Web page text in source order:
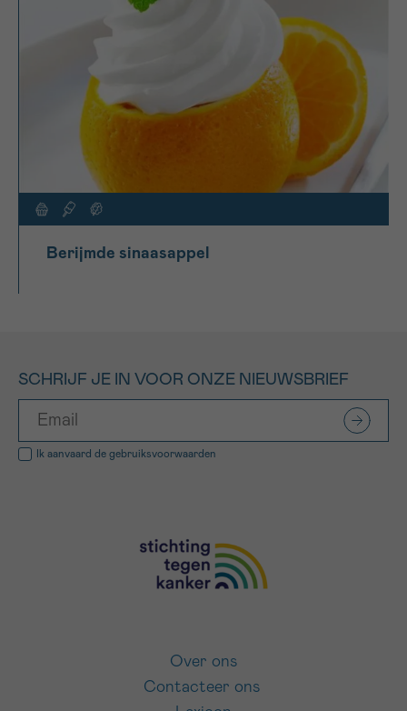
Berijmde sinaasappel
SCHRIJF JE IN VOOR ONZE NIEUWSBRIEF
Ik aanvaard de gebruiksvoorwaarden
Over ons
Contacteer ons